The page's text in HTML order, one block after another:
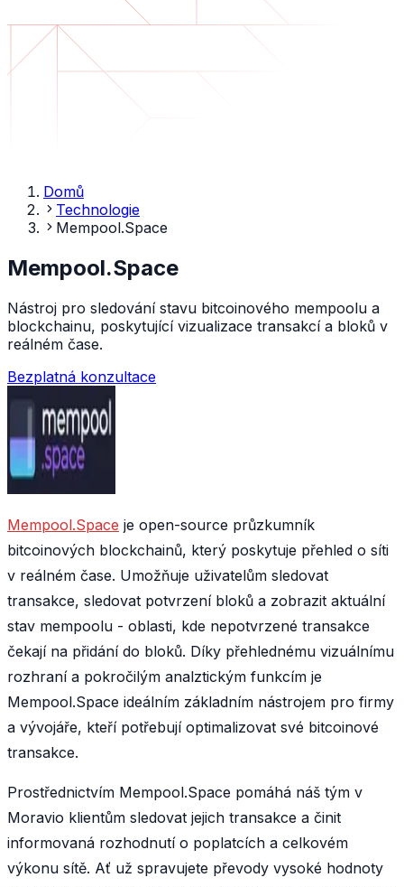
Domů
Technologie
Mempool.Space
Mempool.Space
Nástroj pro sledování stavu bitcoinového mempoolu a
blockchainu, poskytující vizualizace transakcí a bloků v
reálném čase.
Bezplatná konzultace
Mempool.Space je open-source průzkumník
bitcoinových blockchainů, který poskytuje přehled o síti
v reálném čase. Umožňuje uživatelům sledovat
transakce, sledovat potvrzení bloků a zobrazit aktuální
stav mempoolu - oblasti, kde nepotvrzené transakce
čekají na přidání do bloků. Díky přehlednému vizuálnímu
rozhraní a pokročilým analztickým funkcím je
Mempool.Space ideálním základním nástrojem pro firmy
a vývojáře, kteří potřebují optimalizovat své bitcoinové
transakce.
Prostřednictvím Mempool.Space pomáhá náš tým v
Moravio klientům sledovat jejich transakce a činit
informovaná rozhodnutí o poplatcích a celkovém
výkonu sítě. Ať už spravujete převody vysoké hodnoty